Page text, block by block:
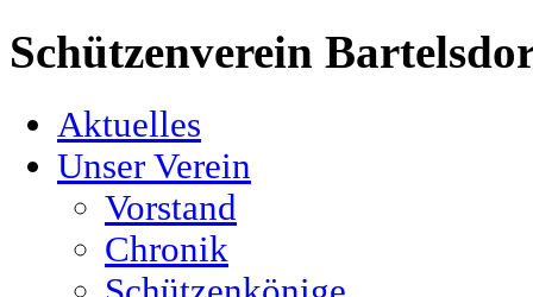
Schützenverein
Aktuelles
Unser Verein
Vorstand
Chronik